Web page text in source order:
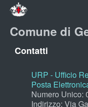
Comune di
Contatti
URP - Ufficio
Posta
Numero Unico:
Indirizzo: Via